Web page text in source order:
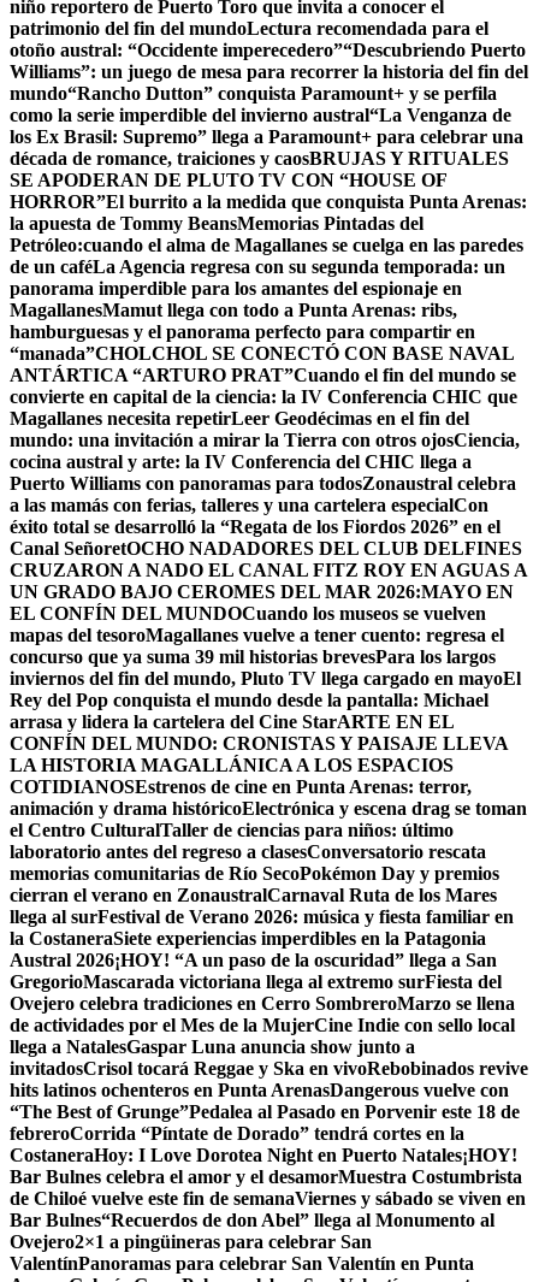
niño reportero de Puerto Toro que invita a conocer el
patrimonio del fin del mundoLectura recomendada para el
otoño austral: “Occidente imperecedero”“Descubriendo Puerto
Williams”: un juego de mesa para recorrer la historia del fin del
mundo“Rancho Dutton” conquista Paramount+ y se perfila
como la serie imperdible del invierno austral“La Venganza de
los Ex Brasil: Supremo” llega a Paramount+ para celebrar una
década de romance, traiciones y caosBRUJAS Y RITUALES
SE APODERAN DE PLUTO TV CON “HOUSE OF
HORROR”El burrito a la medida que conquista Punta Arenas:
la apuesta de Tommy BeansMemorias Pintadas del
Petróleo:cuando el alma de Magallanes se cuelga en las paredes
de un caféLa Agencia regresa con su segunda temporada: un
panorama imperdible para los amantes del espionaje en
MagallanesMamut llega con todo a Punta Arenas: ribs,
hamburguesas y el panorama perfecto para compartir en
“manada”CHOLCHOL SE CONECTÓ CON BASE NAVAL
ANTÁRTICA “ARTURO PRAT”Cuando el fin del mundo se
convierte en capital de la ciencia: la IV Conferencia CHIC que
Magallanes necesita repetirLeer Geodécimas en el fin del
mundo: una invitación a mirar la Tierra con otros ojosCiencia,
cocina austral y arte: la IV Conferencia del CHIC llega a
Puerto Williams con panoramas para todosZonaustral celebra
a las mamás con ferias, talleres y una cartelera especialCon
éxito total se desarrolló la “Regata de los Fiordos 2026” en el
Canal SeñoretOCHO NADADORES DEL CLUB DELFINES
CRUZARON A NADO EL CANAL FITZ ROY EN AGUAS A
UN GRADO BAJO CEROMES DEL MAR 2026:MAYO EN
EL CONFÍN DEL MUNDOCuando los museos se vuelven
mapas del tesoroMagallanes vuelve a tener cuento: regresa el
concurso que ya suma 39 mil historias brevesPara los largos
inviernos del fin del mundo, Pluto TV llega cargado en mayoEl
Rey del Pop conquista el mundo desde la pantalla: Michael
arrasa y lidera la cartelera del Cine StarARTE EN EL
CONFÍN DEL MUNDO: CRONISTAS Y PAISAJE LLEVA
LA HISTORIA MAGALLÁNICA A LOS ESPACIOS
COTIDIANOSEstrenos de cine en Punta Arenas: terror,
animación y drama históricoElectrónica y escena drag se toman
el Centro CulturalTaller de ciencias para niños: último
laboratorio antes del regreso a clasesConversatorio rescata
memorias comunitarias de Río SecoPokémon Day y premios
cierran el verano en ZonaustralCarnaval Ruta de los Mares
llega al surFestival de Verano 2026: música y fiesta familiar en
la CostaneraSiete experiencias imperdibles en la Patagonia
Austral 2026¡HOY! “A un paso de la oscuridad” llega a San
GregorioMascarada victoriana llega al extremo surFiesta del
Ovejero celebra tradiciones en Cerro SombreroMarzo se llena
de actividades por el Mes de la MujerCine Indie con sello local
llega a NatalesGaspar Luna anuncia show junto a
invitadosCrisol tocará Reggae y Ska en vivoRebobinados revive
hits latinos ochenteros en Punta ArenasDangerous vuelve con
“The Best of Grunge”Pedalea al Pasado en Porvenir este 18 de
febreroCorrida “Píntate de Dorado” tendrá cortes en la
CostaneraHoy: I Love Dorotea Night en Puerto Natales¡HOY!
Bar Bulnes celebra el amor y el desamorMuestra Costumbrista
de Chiloé vuelve este fin de semanaViernes y sábado se viven en
Bar Bulnes“Recuerdos de don Abel” llega al Monumento al
Ovejero2×1 a pingüineras para celebrar San
ValentínPanoramas para celebrar San Valentín en Punta